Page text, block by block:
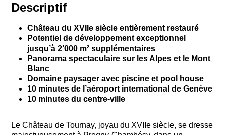
Descriptif
Château du XVIIe siècle entièrement restauré
Potentiel de développement exceptionnel
jusqu’à 2’000 m² supplémentaires
Panorama spectaculaire sur les Alpes et le Mont
Blanc
Domaine paysager avec piscine et pool house
10 minutes de l’aéroport international de Genève
10 minutes du centre-ville
Le Château de Tournay, joyau du XVIIe siècle, se dresse